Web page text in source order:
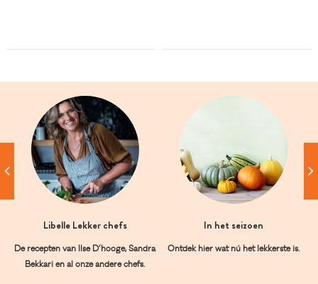
Libelle Lekker chefs
De recepten van Ilse D’hooge, Sandra
Bekkari en al onze andere chefs.
In het seizoen
Ontdek hier wat nú het lekkerste is.